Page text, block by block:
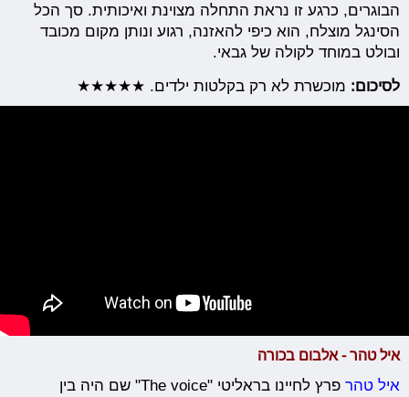
הבוגרים, כרגע זו נראת התחלה מצוינת ואיכותית. סך הכל
הסינגל מוצלח, הוא כיפי להאזנה, רגוע ונותן מקום מכובד
ובולט במוחד לקולה של גבאי.
לסיכום: מוכשרת לא רק בקלטות ילדים. ★★★★★
איל טהר - אלבום בכורה
איל טהר
פרץ לחיינו בראליטי "The voice" שם היה בין